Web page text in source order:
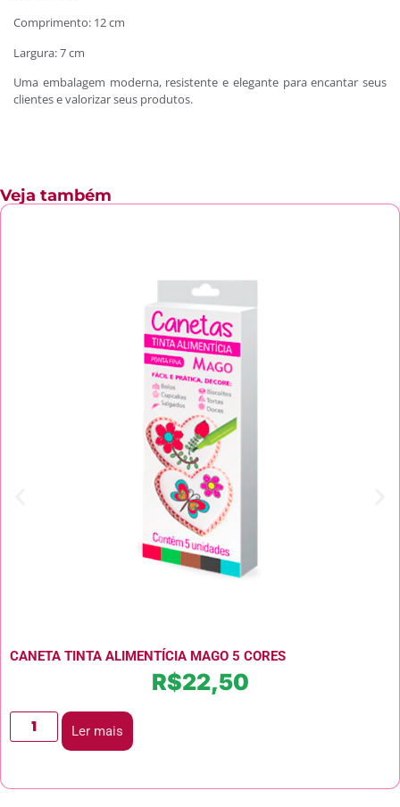
Comprimento: 12 cm
Largura: 7 cm
Uma embalagem moderna, resistente e elegante para encantar seus
clientes e valorizar seus produtos.
Veja também
CANETA TINTA ALIMENTÍCIA MAGO 5 CORES
R$22,50
Ler mais